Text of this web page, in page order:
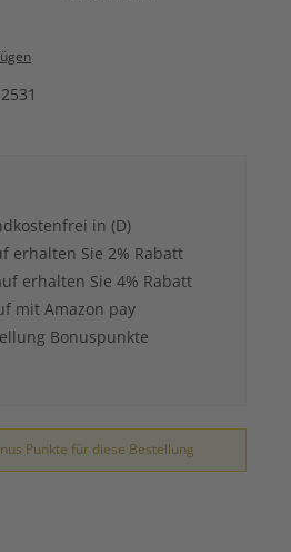
in (D)
erhalten Sie 2% Rabatt
erhalten Sie 4% Rabatt
mit Amazon pay
Bonuspunkte
Punkte für diese Bestellung